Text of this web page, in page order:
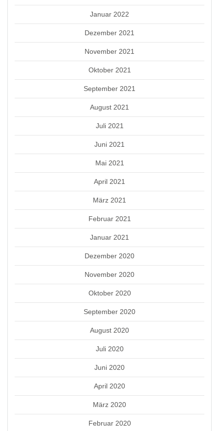
Januar 2022
Dezember 2021
November 2021
Oktober 2021
September 2021
August 2021
Juli 2021
Juni 2021
Mai 2021
April 2021
März 2021
Februar 2021
Januar 2021
Dezember 2020
November 2020
Oktober 2020
September 2020
August 2020
Juli 2020
Juni 2020
April 2020
März 2020
Februar 2020